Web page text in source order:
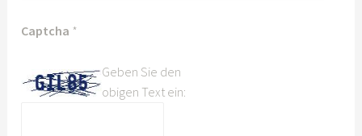
Captcha *
Geben Sie den
obigen Text ein: